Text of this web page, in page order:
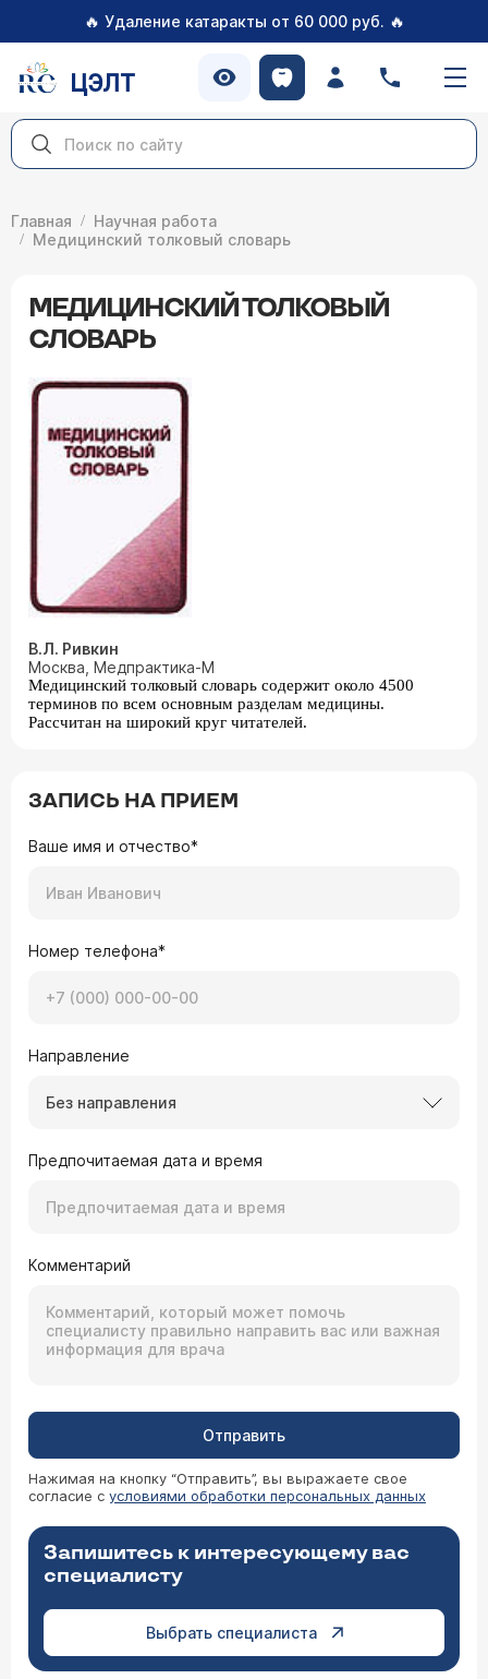
🔥 Удаление катаракты от 60 000 руб. 🔥
ЦЭЛТ
Главная
Научная работа
Медицинский толковый словарь
МЕДИЦИНСКИЙ ТОЛКОВЫЙ
СЛОВАРЬ
В.Л. Ривкин
Москва, Медпрактика-М
Медицинский толковый словарь содержит около 4500
терминов по всем основным разделам медицины.
Рассчитан на широкий круг читателей.
ЗАПИСЬ НА ПРИЕМ
Ваше имя и отчество*
Номер телефона*
Направление
Без направления
Предпочитаемая дата и время
Комментарий
Отправить
Нажимая на кнопку “Отправить”, вы выражаете свое
согласие с условиями обработки персональных данных
Запишитесь к интересующему вас
специалисту
Выбрать специалиста